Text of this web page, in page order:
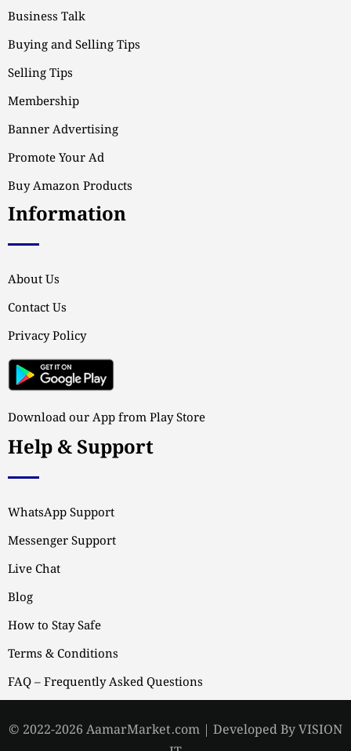
Business Talk
Buying and Selling Tips
Selling Tips
Membership
Banner Advertising
Promote Your Ad
Buy Amazon Products
Information
About Us
Contact Us
Privacy Policy
Download our App from Play Store
Help & Support
WhatsApp Support
Messenger Support
Live Chat
Blog
How to Stay Safe
Terms & Conditions
FAQ – Frequently Asked Questions
© 2022-2026 AamarMarket.com | Developed By VISION